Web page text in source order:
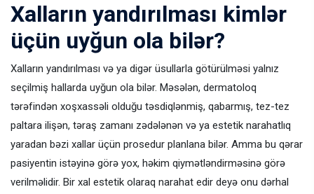
Xalların yandırılması kimlər
üçün uyğun ola bilər?
Xalların yandırılması və ya digər üsullarla götürülməsi yalnız
seçilmiş hallarda uyğun ola bilər. Məsələn, dermatoloq
tərəfindən xoşxassəli olduğu təsdiqlənmiş, qabarmış, tez-tez
paltara ilişən, təraş zamanı zədələnən və ya estetik narahatlıq
yaradan bəzi xallar üçün prosedur planlana bilər. Amma bu qərar
pasiyentin istəyinə görə yox, həkim qiymətləndirməsinə görə
verilməlidir. Bir xal estetik olaraq narahat edir deyə onu dərhal